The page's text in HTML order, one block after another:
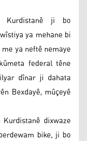
ji bo
ya mehane bi
ya neftê nemaye
federal têne
dînar ji dahata
Bexdayê, mûçeyê
dixwaze
bike, ji bo